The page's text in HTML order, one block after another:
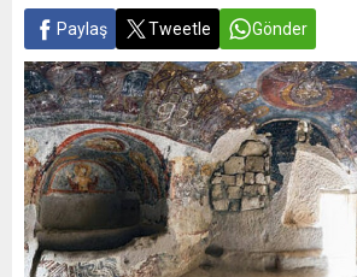
Paylaş Tweetle Gönder